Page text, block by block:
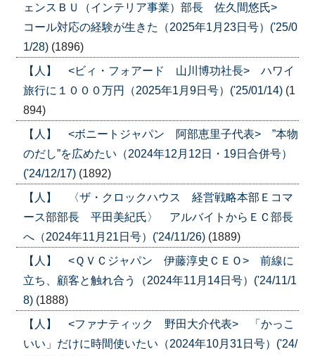
ェンスＢＵ（インテリア事業）部長 佐久間悠氏>
コール対応の経験が生きた（2025年1月23日号）('25/0
1/28) (1896)
【人】 <ビィ・フォアード 山川博功社長> ハワイ
旅行に１０００万円（2025年1月9日号）('25/01/14) (1
894)
【人】 <ボニートジャパン 阿部恵里子代表> ”本物
のだし”を広めたい（2024年12月12日・19日合併号）
('24/12/17) (1892)
【人】 〈ザ・クロックハウス 経営戦略本部Ｅコマ
ース部部長 平田美紀氏〉 アルバイトからＥＣ部長
へ（2024年11月21日号）('24/11/26) (1889)
【人】 <ＱＶＣジャパン 伊藤淳史ＣＥＯ> 前線に
立ち、顧客と触れ合う（2024年11月14日号）('24/11/1
8) (1888)
【人】 <ファナティック 野田大介代表> 「かっこ
いい」だけに時間使いたい（2024年10月31日号）('24/